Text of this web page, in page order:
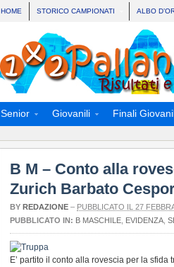
HOME STORICO CAMPIONATI ALBO
Senior Giovanili Finali
B M – Conto alla
Zurich Barbato
BY REDAZIONE – PUBBLICATO IL 27
PUBBLICATO IN: B MASCHILE EVIDENZA
E’ partito il conto alla rovescia per la